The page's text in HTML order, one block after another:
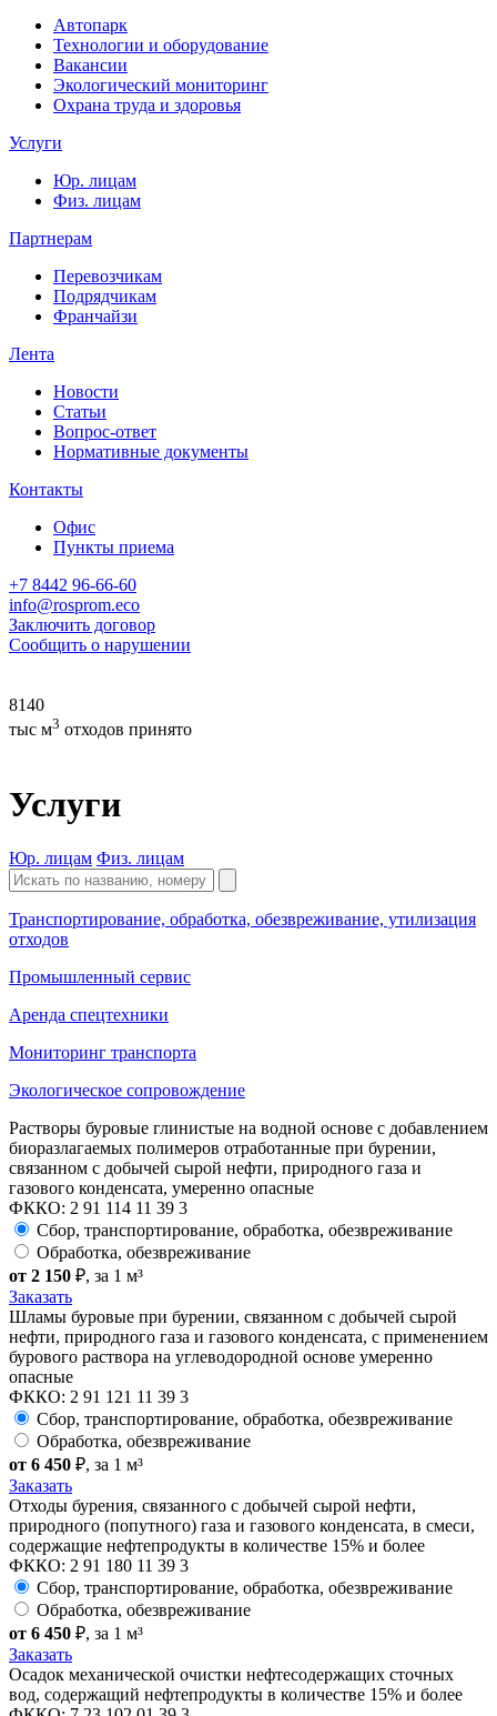
Автопарк
Технологии и оборудование
Вакансии
Экологический мониторинг
Охрана труда и здоровья
Услуги
Юр. лицам
Физ. лицам
Партнерам
Перевозчикам
Подрядчикам
Франчайзи
Лента
Новости
Статьи
Вопрос-ответ
Нормативные документы
Контакты
Офис
Пункты приема
+7 8442 96-66-60
info@rosprom.eco
Заключить договор
Сообщить о нарушении
8140
тыс м3 отходов принято
Услуги
Юр. лицам Физ. лицам
Транспортирование, обработка, обезвреживание, утилизация
отходов
Промышленный сервис
Аренда спецтехники
Мониторинг транспорта
Экологическое сопровождение
Растворы буровые глинистые на водной основе с добавлением
биоразлагаемых полимеров отработанные при бурении,
связанном с добычей сырой нефти, природного газа и
газового конденсата, умеренно опасные
ФККО: 2 91 114 11 39 3
Сбор, транспортирование, обработка, обезвреживание
Обработка, обезвреживание
от 2 150 ₽, за 1 м³
Заказать
Шламы буровые при бурении, связанном с добычей сырой
нефти, природного газа и газового конденсата, с применением
бурового раствора на углеводородной основе умеренно
опасные
ФККО: 2 91 121 11 39 3
Сбор, транспортирование, обработка, обезвреживание
Обработка, обезвреживание
от 6 450 ₽, за 1 м³
Заказать
Отходы бурения, связанного с добычей сырой нефти,
природного (попутного) газа и газового конденсата, в смеси,
содержащие нефтепродукты в количестве 15% и более
ФККО: 2 91 180 11 39 3
Сбор, транспортирование, обработка, обезвреживание
Обработка, обезвреживание
от 6 450 ₽, за 1 м³
Заказать
Осадок механической очистки нефтесодержащих сточных
вод, содержащий нефтепродукты в количестве 15% и более